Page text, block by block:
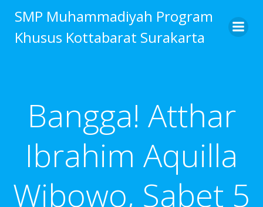
to
content
SMP Muhammadiyah Program
Khusus Kottabarat Surakarta
Bangga! Atthar
Ibrahim Aquilla
Wibowo, Sabet 5